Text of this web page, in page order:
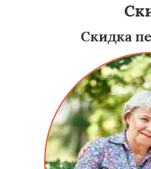
Скидка